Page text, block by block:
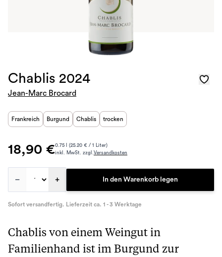
Chablis 2024
Jean-Marc Brocard
Frankreich Burgund Chablis trocken
18,90 €0.75 l (25.20 € / 1 Liter)
inkl. MwSt. zzgl.Versandkosten
– + In den Warenkorb legen
Sofort versandfertig. Lieferzeit ca. 1 - 3 Werktage
Chablis von einem Weingut in
Familienhand ist im Burgund zur